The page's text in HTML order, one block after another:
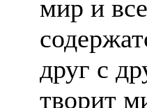
мир и
друг с
творит